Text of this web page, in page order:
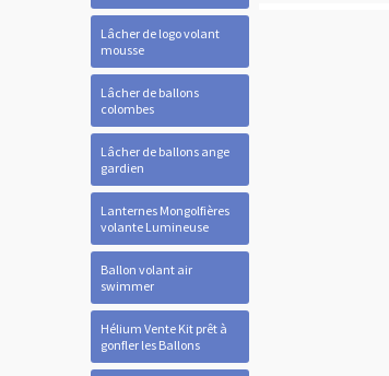
Lâcher de logo volant
mousse
Lâcher de ballons
colombes
Lâcher de ballons ange
gardien
Lanternes Mongolfières
volante Lumineuse
Ballon volant air
swimmer
Hélium Vente Kit prêt à
gonfler les Ballons